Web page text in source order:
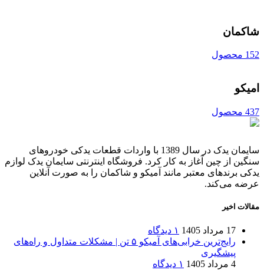
شاکمان
152 محصول
امیکو
437 محصول
سایمان یدک در سال 1389 با واردات قطعات یدکی خودروهای
سنگین از چین آغاز به کار کرد. فروشگاه اینترنتی سایمان یدک لوازم
یدکی برندهای معتبر مانند آمیکو و شاکمان را به صورت آنلاین
عرضه می‌کند.
مقالات اخیر
17 مرداد 1405
۱ دیدگاه
رایج‌ترین خرابی‌های آمیکو ۵ تن | مشکلات متداول و راه‌های
پیشگیری
4 مرداد 1405
۱ دیدگاه